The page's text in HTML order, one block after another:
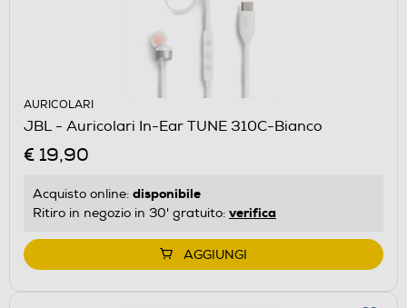
AURICOLARI
JBL - Auricolari In-Ear TUNE 310C-Bianco
€ 19,90
Acquisto online: disponibile
Ritiro in negozio in 30' gratuito: verifica
AGGIUNGI